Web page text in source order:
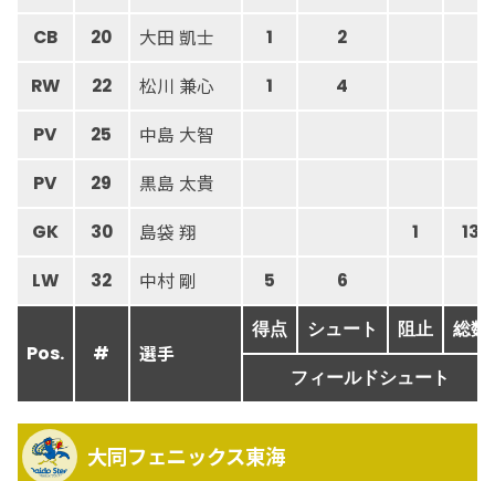
CB 20 大田 凱士 1 2
RW 22 松川 兼心 1 4
PV 25 中島 大智
PV 29 黒島 太貴
GK 30 島袋 翔 1 13
LW 32 中村 剛 5 6
Pos. # 選手
得点 シュート 阻止 総数
フィールドシュート
大同フェニックス東海